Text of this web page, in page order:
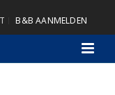
B&B AANMELDEN